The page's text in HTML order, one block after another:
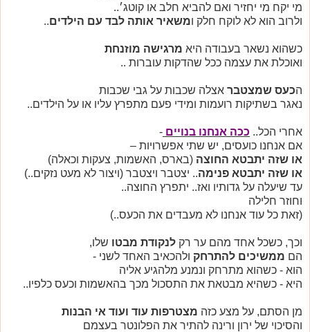
מי יקח מי יחזיר ואם להביא חלב או קוטג׳..
ולרוב הוא לא לוקח חלק ומשאיר אותה לבד עם הילדים..
כשהוא נשאר בעבודה היא מרגישה מוזנחת
ואוכלת את עצמה ככל שהדקות עוברות ..
הכעס שמצטבר אצלה שכבות על גבי שכבות
נאגר בשתיקות רועמות ומידי פעם מתפרץ עליו או על הילדים..
אחרי הכל.. ככה אנחנו בנויים -
אם אנחנו כועסים, יש שתי אפשרויות –
או שזה יתבטא החוצה (בארס, האשמות, צעקות וכאלה)
או שזה יתבטא פנימה.. יצטבר ויצטבר (ויצור לא מעט נזקים..)
עד שיעלה על גדותיו ואז.. יתפרץ החוצה..
וחוזר חלילה
(זאת כל עוד אנחנו לא מעבדים את הכעס..)
וכך, כשכל אחד מהם ער רק לנקודת מבטו שלו,
הם ממשיכים להתרחק ולהכאיב האחד לשני -
הוא - כשהוא מתרחק ונמנע מלהגיע אליה
היא - כשהיא מבטאת את התסכול מכך בהאשמות וכעס כלפיו..
מן הסתם, על מצע כזה מצטרפות עוד ועוד אי הבנות
והסיכוי של ירון ורינה להתיר את הפלונטר בעצמם